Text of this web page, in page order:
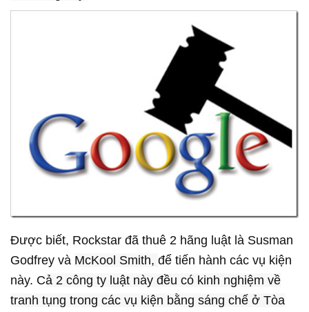
Được biết, Rockstar đã thuê 2 hãng luật là Susman
Godfrey và McKool Smith, để tiến hành các vụ kiện
này. Cả 2 công ty luật này đều có kinh nghiệm về
tranh tụng trong các vụ kiện bằng sáng chế ở Tòa